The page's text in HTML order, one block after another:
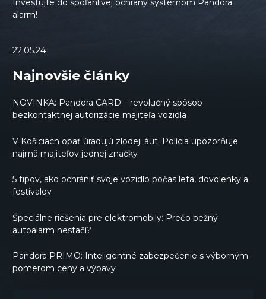
Investujte do spoľahlivej ochrany systémom Pandora
alarm!
22.05.24
Najnovšie články
NOVINKA: Pandora CARD – revolučný spôsob
bezkontaktnej autorizácie majiteľa vozidla
V Košiciach opäť úradujú zlodeji áut. Polícia upozorňuje
najmä majiteľov jednej značky
5 tipov, ako ochrániť svoje vozidlo počas leta, dovolenky a
festivalov
Špeciálne riešenia pre elektromobily: Prečo bežný
autoalarm nestačí?
Pandora PRIMO: Inteligentné zabezpečenie s výborným
pomerom ceny a výbavy